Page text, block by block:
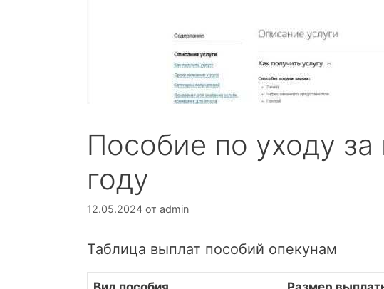
Пособие по уходу
году
12.05.2024 от admin
Таблица выплат пособий опекунам